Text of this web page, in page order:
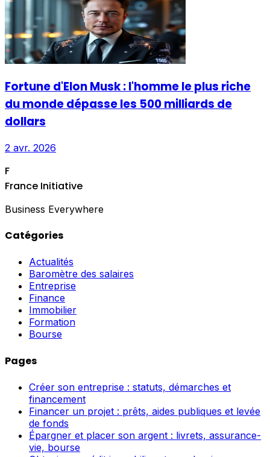
Fortune d'Elon Musk : l'homme le plus riche
du monde dépasse les 500 milliards de
dollars
2 avr. 2026
F
France Initiative
Business Everywhere
Catégories
Actualités
Baromètre des salaires
Entreprise
Finance
Immobilier
Formation
Bourse
Pages
Créer son entreprise : statuts, démarches et
financement
Financer un projet : prêts, aides publiques et levée
de fonds
Épargner et placer son argent : livrets, assurance-
vie, bourse